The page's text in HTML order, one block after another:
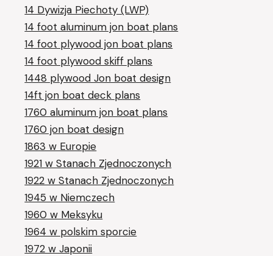
14 Dywizja Piechoty (LWP)
14 foot aluminum jon boat plans
14 foot plywood jon boat plans
14 foot plywood skiff plans
1448 plywood Jon boat design
14ft jon boat deck plans
1760 aluminum jon boat plans
1760 jon boat design
1863 w Europie
1921 w Stanach Zjednoczonych
1922 w Stanach Zjednoczonych
1945 w Niemczech
1960 w Meksyku
1964 w polskim sporcie
1972 w Japonii